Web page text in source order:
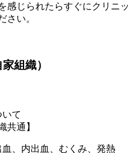
じられたらすぐにクリニッ
さい。
組織）
て
共通】
、内出血、むくみ、発熱